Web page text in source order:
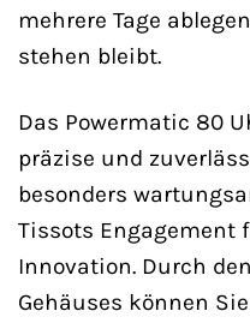
mehrere Tage
stehen bleibt.
Das Powermatic 80
präzise und
besonders
Tissots Engagement
Innovation. Durch
Gehäuses können